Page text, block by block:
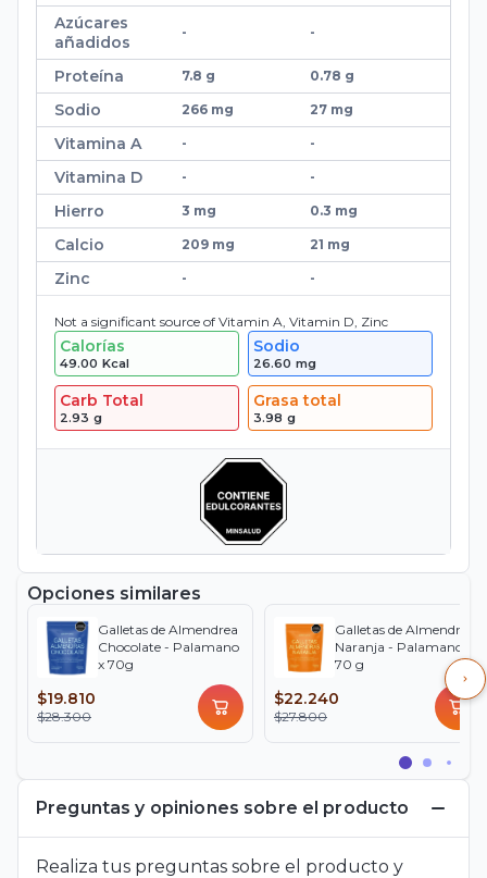
Azúcares
añadidos
- -
Proteína 7.8 g 0.78 g
Sodio 266 mg 27 mg
Vitamina A - -
Vitamina D - -
Hierro 3 mg 0.3 mg
Calcio 209 mg 21 mg
Zinc - -
Not a significant source of Vitamin A, Vitamin D, Zinc
Calorías
49.00 Kcal
Sodio
26.60 mg
Carb Total
2.93 g
Grasa total
3.98 g
Opciones similares
Galletas de Almendrea
Chocolate - Palamano
x 70g
$19.810
$28.300
Galletas de Almendras
Naranja - Palamano x
70 g
$22.240
$27.800
Preguntas y opiniones sobre el producto
Realiza tus preguntas sobre el producto y